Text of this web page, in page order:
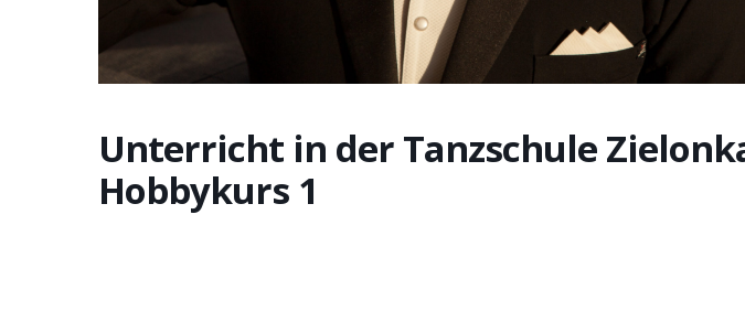
Unterricht in der Tanzschule
Hobbykurs 1